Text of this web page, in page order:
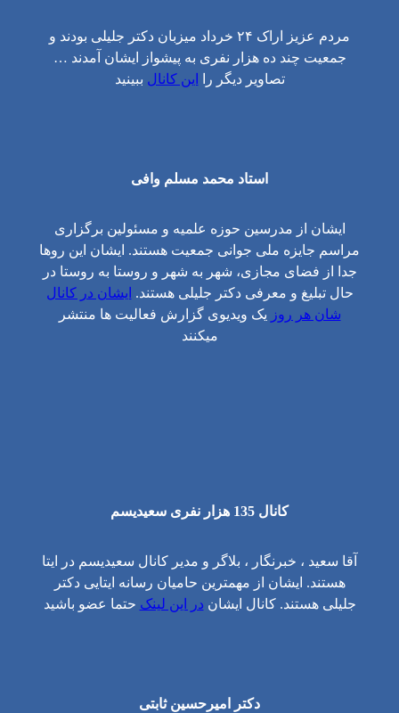
مردم عزیز اراک ۲۴ خرداد میزبان دکتر جلیلی بودند و
جمعیت چند ده هزار نفری به پیشواز ایشان آمدند …
تصاویر دیگر را
این کانال ببینید
استاد محمد مسلم وافی
ایشان از مدرسین حوزه علمیه و مسئولین برگزاری
مراسم جایزه ملی جوانی جمعیت هستند. ایشان این روها
جدا از فضای مجازی، شهر به شهر و روستا به روستا در
حال تبلیغ و معرفی دکتر جلیلی هستند. ایشان در کانال
شان هر روز یک ویدیوی گزارش فعالیت ها منتشر
میکنند
کانال 135 هزار نفری سعیدیسم
آقا سعید ، خبرنگار ، بلاگر و مدیر کانال سعیدیسم در ایتا
هستند. ایشان از مهمترین حامیان رسانه ایتایی دکتر
جلیلی هستند. کانال ایشان در این لینک حتما عضو باشید
دکتر امیرحسین ثابتی